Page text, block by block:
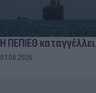
Η ΠΕΠΙΕΘ
07.08.2026